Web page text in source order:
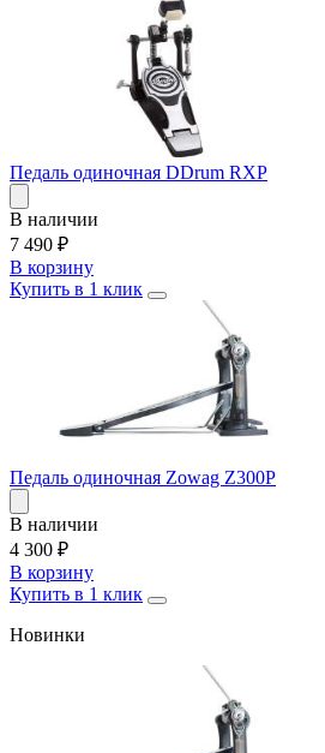
Педаль одиночная DDrum RXP
В наличии
7 490 ₽
В корзину
Купить в 1 клик
Педаль одиночная Zowag Z300P
В наличии
4 300 ₽
В корзину
Купить в 1 клик
Новинки